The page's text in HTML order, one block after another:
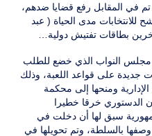
في المقابل رفع قضايا ضدهم،
مدى الحياة ( عبد
بطاقات تفتيش دولية…
مجلس النواب الذي خضع للطلب
جديدة على قواعد اللعبة، وذلك
ومنحها إلى محكمة
الدستوري خرقا خطيرا
سبق لها أن دخلت في
بالسلطة، وتم تحويلها في